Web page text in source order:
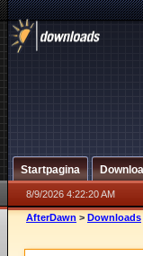
Startpagina
8/9/2026 4:22:20 AM
AfterDawn > Downloads